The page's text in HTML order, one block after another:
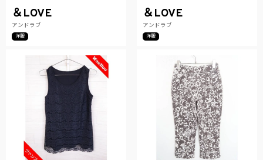
＆LOVE
アンドラブ
洋服
＆LOVE
アンドラブ
洋服